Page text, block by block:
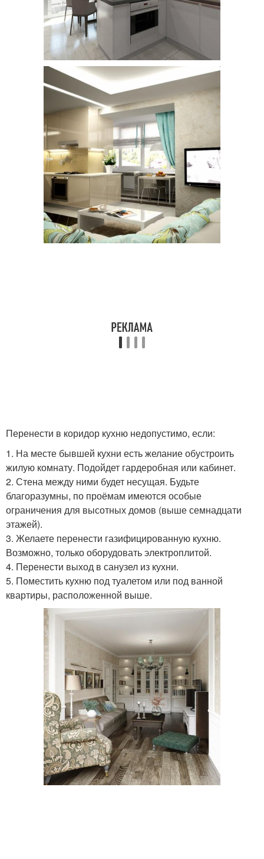
Перенести в коридор кухню недопустимо, если:
1. На месте бывшей кухни есть желание обустроить
жилую комнату. Подойдет гардеробная или кабинет.
2. Стена между ними будет несущая. Будьте
благоразумны, по проёмам имеются особые
ограничения для высотных домов (выше семнадцати
этажей).
3. Желаете перенести газифицированную кухню.
Возможно, только оборудовать электроплитой.
4. Перенести выход в санузел из кухни.
5. Поместить кухню под туалетом или под ванной
квартиры, расположенной выше.